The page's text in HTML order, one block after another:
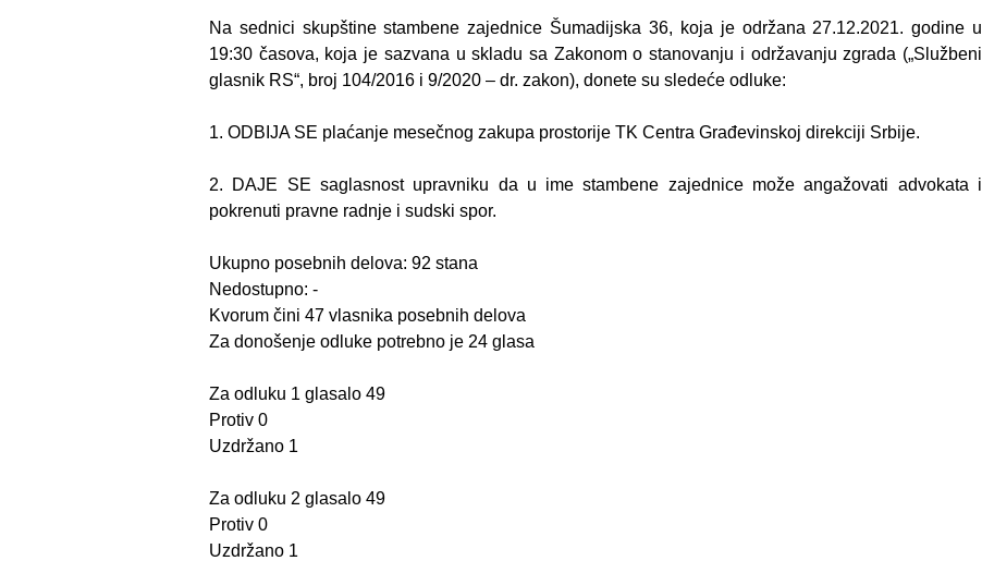
Na sednici skupštine stambene zajednice Šumadijska 36, koja je održana 27.12.2021. godine u
19:30 časova, koja je sazvana u skladu sa Zakonom o stanovanju i održavanju zgrada („Službeni
glasnik RS“, broj 104/2016 i 9/2020 – dr. zakon), donete su sledeće odluke:
1. ODBIJA SE plaćanje mesečnog zakupa prostorije TK Centra Građevinskoj direkciji Srbije.
2. DAJE SE saglasnost upravniku da u ime stambene zajednice može angažovati advokata i
pokrenuti pravne radnje i sudski spor.
Ukupno posebnih delova: 92 stana
Nedostupno: -
Kvorum čini 47 vlasnika posebnih delova
Za donošenje odluke potrebno je 24 glasa
Za odluku 1 glasalo 49
Protiv 0
Uzdržano 1
Za odluku 2 glasalo 49
Protiv 0
Uzdržano 1